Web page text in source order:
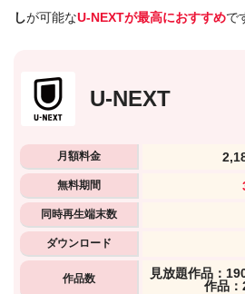
しが可能なU-NEXTが最高におすすめで
U-NEXT
月額料金
無料期間
同時再生端末数
ダウンロード
作品数
⾒放題作品：
作品